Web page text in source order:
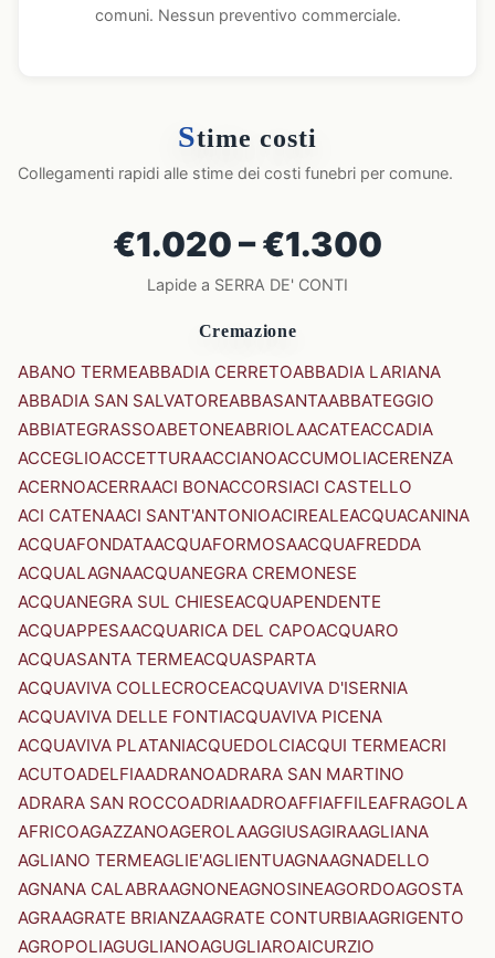
comuni. Nessun preventivo commerciale.
Stime costi
Collegamenti rapidi alle stime dei costi funebri per comune.
€1.020 – €1.300
Lapide a SERRA DE' CONTI
Cremazione
ABANO TERMEABBADIA CERRETOABBADIA LARIANA
ABBADIA SAN SALVATOREABBASANTAABBATEGGIO
ABBIATEGRASSOABETONEABRIOLAACATEACCADIA
ACCEGLIOACCETTURAACCIANOACCUMOLIACERENZA
ACERNOACERRAACI BONACCORSIACI CASTELLO
ACI CATENAACI SANT'ANTONIOACIREALEACQUACANINA
ACQUAFONDATAACQUAFORMOSAACQUAFREDDA
ACQUALAGNAACQUANEGRA CREMONESE
ACQUANEGRA SUL CHIESEACQUAPENDENTE
ACQUAPPESAACQUARICA DEL CAPOACQUARO
ACQUASANTA TERMEACQUASPARTA
ACQUAVIVA COLLECROCEACQUAVIVA D'ISERNIA
ACQUAVIVA DELLE FONTIACQUAVIVA PICENA
ACQUAVIVA PLATANIACQUEDOLCIACQUI TERMEACRI
ACUTOADELFIAADRANOADRARA SAN MARTINO
ADRARA SAN ROCCOADRIAADROAFFIAFFILEAFRAGOLA
AFRICOAGAZZANOAGEROLAAGGIUSAGIRAAGLIANA
AGLIANO TERMEAGLIE'AGLIENTUAGNAAGNADELLO
AGNANA CALABRAAGNONEAGNOSINEAGORDOAGOSTA
AGRAAGRATE BRIANZAAGRATE CONTURBIAAGRIGENTO
AGROPOLIAGUGLIANOAGUGLIAROAICURZIO